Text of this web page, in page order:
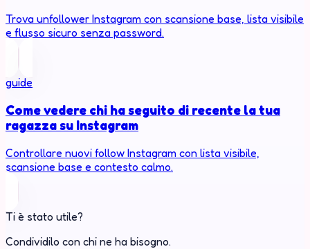
Trova unfollower Instagram con scansione base, lista visibile
e flusso sicuro senza password.
guide
Come vedere chi ha seguito di recente la tua
ragazza su Instagram
Controllare nuovi follow Instagram con lista visibile,
scansione base e contesto calmo.
Ti è stato utile?
Condividilo con chi ne ha bisogno.